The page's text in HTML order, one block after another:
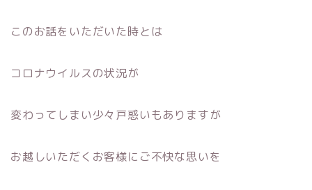
このお話をいただいた時とは
コロナウイルスの状況が
変わってしまい少々戸惑いもありますが
お越しいただくお客様にご不快な思いを